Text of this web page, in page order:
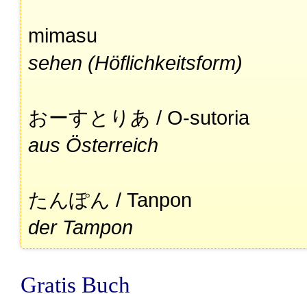
mimasu
sehen (Höflichkeitsform)
おーすとりあ / O-sutoria
aus Österreich
たんぽん / Tanpon
der Tampon
Gratis Buch